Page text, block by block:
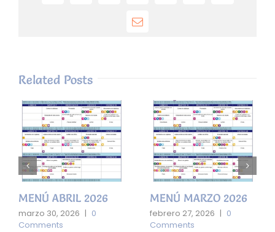
Email
Related Posts
MENÚ ABRIL 2026
marzo 30, 2026 | 0
Comments
MENÚ MARZO 2026
febrero 27, 2026 | 0
Comments